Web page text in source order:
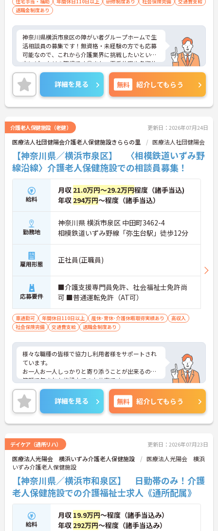
退職金制度あり
神奈川県横浜市泉区の障がい者グループホームで生
活相談員の募集です！無資格・未経験の方でも応募
可能なので、これから介護業界に挑戦したいという
方にピッタリの職場です◎また、夏季休暇や冬期休
暇もあるので、プライベートもしっかり充実できま
す♪ご興味のある方は、面接ポイントをお伝えしま
すので、お気軽にご連絡ください。
詳細を見る 無料 紹介してもらう
介護老人保健施設（老健） 更新日：2026年07月24日
医療法人社団健陽会介護老人保健施設きららの里 医療法人社団健陽会
【神奈川県／横浜市泉区】 〈相模鉄道いずみ野
線沿線〉介護老人保健施設での相談員募集！
給料
月収 21.0万円～29.2万円程度（諸手当込)
年収 294万円～程度（諸手当込）
勤務地
神奈川県 横浜市泉区 中田町3462-4
相模鉄道いずみ野線「弥生台駅」徒歩12分
雇用形態 正社員(正職員)
応募要件
■介護支援専門員免許、社会福祉士免許尚
可 ■普通運転免許（AT可）
車通勤可 年間休日110日以上 産休･育休･介護休暇取得実績あり
高収入
社会保険完備
交通費支給 退職金制度あり
様々な職種の皆様で協力し利用者様をサポートされ
ています。
お一人お一人しっかりと寄り添うことが出来るので
笑顔で包まれた施設内でのお仕事です。
ご興味のある方には面接のポイントなど、さらに詳
細をお伝えいたしますのでお気軽にご連絡下さい。
詳細を見る 無料 紹介してもらう
デイケア（通所リハ） 更新日：2026年07月23日
医療法人光陽会 横浜いずみ介護老人保健施設
医療法人光陽会 横浜
いずみ介護老人保健施設
【神奈川県／横浜市和泉区】 日勤帯のみ！介護
老人保健施設での介護福祉士求人《通所配属》
給料
月収 19.9万円～程度（諸手当込み）
年収 292万円～程度（諸手当込み）